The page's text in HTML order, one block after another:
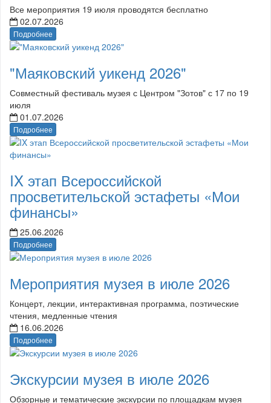
Все мероприятия 19 июля проводятся бесплатно
02.07.2026
Подробнее
"Маяковский уикенд 2026"
Совместный фестиваль музея с Центром "Зотов" с 17 по 19
июля
01.07.2026
Подробнее
IX этап Всероссийской
просветительской эстафеты «Мои
финансы»
25.06.2026
Подробнее
Мероприятия музея в июле 2026
Концерт, лекции, интерактивная программа, поэтические
чтения, медленные чтения
16.06.2026
Подробнее
Экскурсии музея в июле 2026
Обзорные и тематические экскурсии по площадкам музея